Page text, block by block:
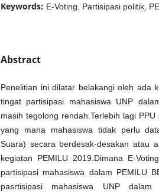
Keywords: E-Voting, Partisipasi politik,
Abstract
Penelitian ini dilatar belakangi oleh ada
tingat partisipasi mahasiswa UNP
masih tegolong rendah.Terlebih lagi
yang mana mahasiswa tidak perlu
Suara) secara berdesak-desakan atau
kegiatan PEMILU 2019.Dimana E-
partisipasi mahasiswa dalam PEMILU
pasrtisipasi mahasiswa UNP